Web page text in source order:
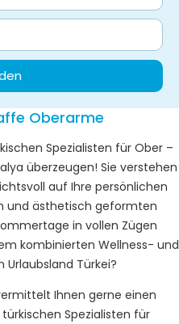
Oberarme
Spezialisten für Ober –
überzeugen! Sie verstehen
auf Ihre persönlichen
und ästhetisch geformten
in vollen Zügen
kombinierten Wellness- und
Türkei?
Ihnen gerne einen
Spezialisten für